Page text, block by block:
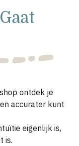
ontdek je
accurater kunt
eigenlijk is,
is.